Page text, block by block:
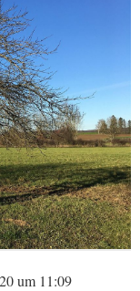
um 11:09